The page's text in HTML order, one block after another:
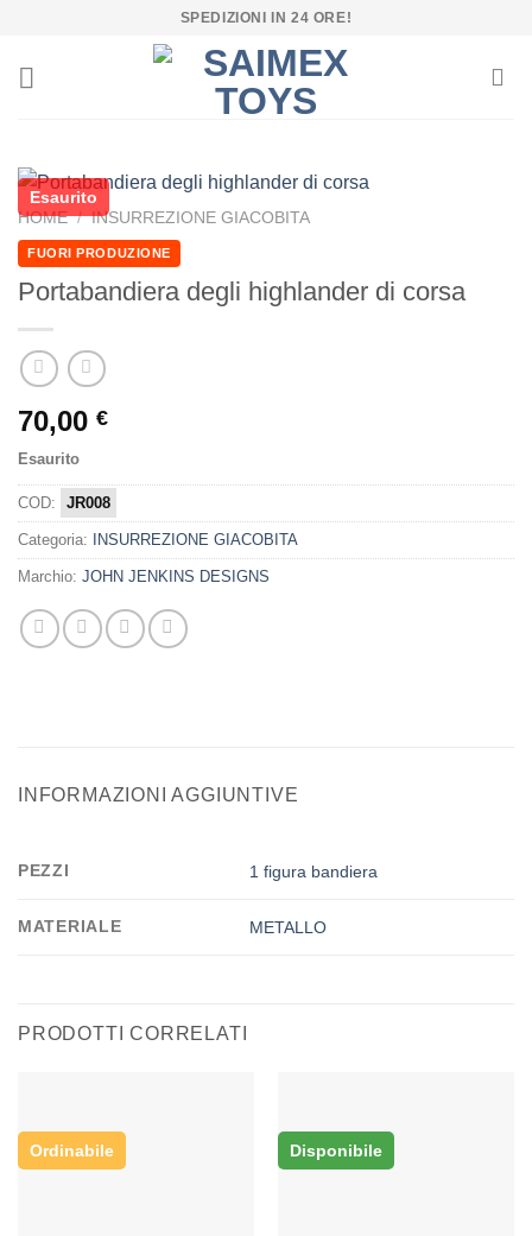
contenuti
SPEDIZIONI IN 24 ORE!
Esaurito
HOME / INSURREZIONE GIACOBITA
FUORI PRODUZIONE
Portabandiera degli highlander di corsa
70,00 €
Esaurito
COD: JR008
Categoria: INSURREZIONE GIACOBITA
Marchio: JOHN JENKINS DESIGNS
INFORMAZIONI AGGIUNTIVE
PEZZI 1 figura bandiera
MATERIALE METALLO
PRODOTTI CORRELATI
Ordinabile Disponibile